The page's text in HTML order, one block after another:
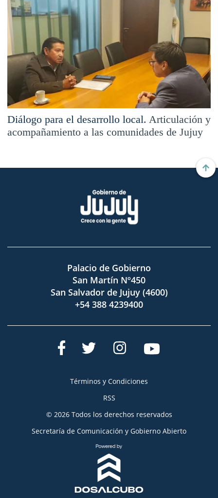
Diálogo para el desarrollo local. Articulación y
acompañamiento a las comunidades de Jujuy
Palacio de Gobierno
San Martín Nº450
San Salvador de Jujuy (4600)
+54 388 4239400
Términos y Condiciones
RSS
© 2026 Todos los derechos reservados
Secretaría de Comunicación y Gobierno Abierto